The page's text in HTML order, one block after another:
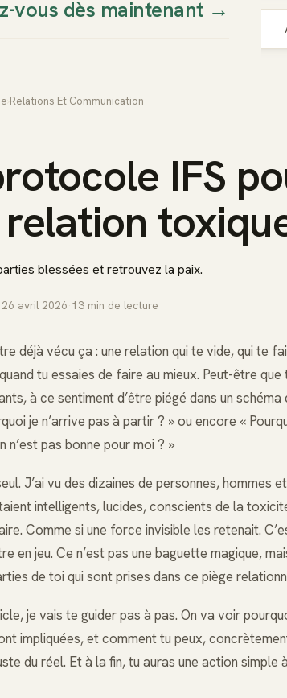
vous dès maintenant→
Relations Et Communication
IFS
blessées et retrouvez la paix.
26 avril 2026 13 min de lecture
déjà vécu ça : une relation qui te vide, qui te
tu essaies de faire au mieux. Peut-être
à ce sentiment d’être piégé dans un
je n’arrive pas à partir ? » ou encore «
n’est pas bonne pour moi ? »
J’ai vu des dizaines de personnes,
intelligents, lucides, conscients de la
Comme si une force invisible les retenait.
en jeu. Ce n’est pas une baguette magique,
de toi qui sont prises dans ce piège
je vais te guider pas à pas. On va voir
impliquées, et comment tu peux,
du réel. Et à la fin, tu auras une action simple